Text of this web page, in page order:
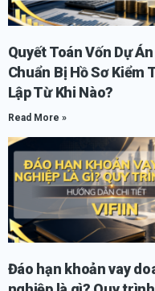
Quyết Toán Vốn Dự
Chuẩn Bị Hồ Sơ Kiểm
Lập Từ Khi Nào?
Read More »
Đáo hạn khoản vay